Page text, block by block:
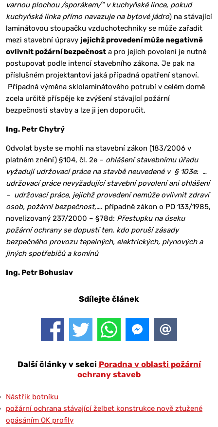
varnou plochou /sporákem/" v kuchyňské lince, pokud
kuchyňská linka přímo navazuje na bytové jádro) na stávající
laminátovou stoupačku vzduchotechniky se může zařadit
mezi stavební úpravy jejichž provedení může negativně
ovlivnit požární bezpečnosta pro jejich povolení je nutné
postupovat podle intencí stavebního zákona. Je pak na
příslušném projektantovi jaká případná opatření stanoví.
Případná výměna sklolaminátového potrubí v celém domě
zcela určitě příspěje ke zvýšení stávající požární
bezpečnosti stavby a lze ji jen doporučit.
Ing. Petr Chytrý
Odvolat byste se mohli na stavební zákon (183/2006 v
platném znění) §104, čl. 2e – ohlášení stavebnímu úřadu
vyžadují udržovací práce na stavbě neuvedené v § 103e: …
udržovací práce nevyžadující stavební povolení ani ohlášení
– udržovací práce, jejichž provedení nemůže ovlivnit zdraví
osob, požární bezpečnost,…. případně zákon o PO 133/1985,
novelizovaný 237/2000 – §78d: Přestupku na úseku
požární ochrany se dopustí ten, kdo poruší zásady
bezpečného provozu tepelných, elektrických, plynových a
jiných spotřebičů a komínů
Ing. Petr Bohuslav
Sdílejte článek
Další články v sekci Poradna v oblasti požární
ochrany staveb
Nástřik botníku
požární ochrana stávající želbet konstrukce nově ztužené
opásáním OK profily